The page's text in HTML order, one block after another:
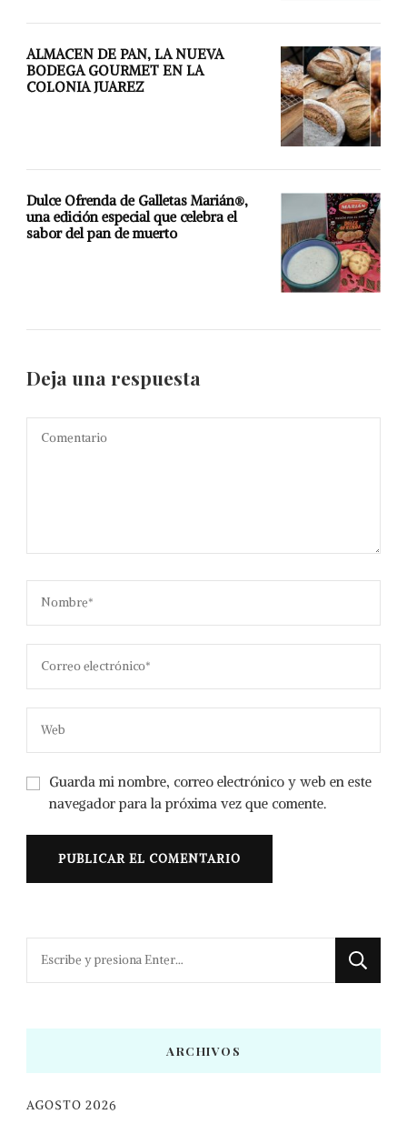
ALMACEN DE PAN, LA NUEVA
BODEGA GOURMET EN LA
COLONIA JUAREZ
Dulce Ofrenda de Galletas Marián®,
una edición especial que celebra el
sabor del pan de muerto
Deja una respuesta
Guarda mi nombre, correo electrónico y web en este
navegador para la próxima vez que comente.
¿Buscas
ARCHIVOS
AGOSTO 2026